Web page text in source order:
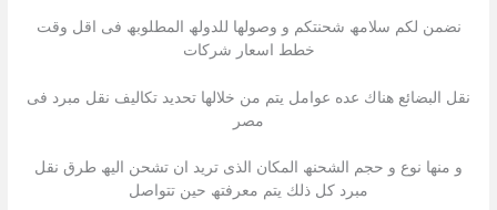
نضمن لكم سلامھ شحنتكم و وصولھا للدولھ المطلوبھ فى اقل وقت
خطط اسعار شركات
نقل البضائع ھناك عده عوامل یتم من خلالھا تحدید تكالیف نقل مبرد فى
مصر
و منھا نوع و حجم الشحنھ المكان الذى ترید ان تشحن الیھ طرق نقل
مبرد كل ذلك یتم معرفتھ حین تتواصل